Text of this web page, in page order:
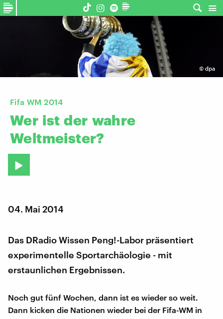
© dpa
Fifa WM 2014
Wer ist der wahre
Weltmeister?
04. Mai 2014
Das DRadio Wissen Peng!-Labor präsentiert
experimentelle Sportarchäologie - mit
erstaunlichen Ergebnissen.
Noch gut fünf Wochen, dann ist es wieder so weit.
Dann kicken die Nationen wieder bei der Fifa-WM in